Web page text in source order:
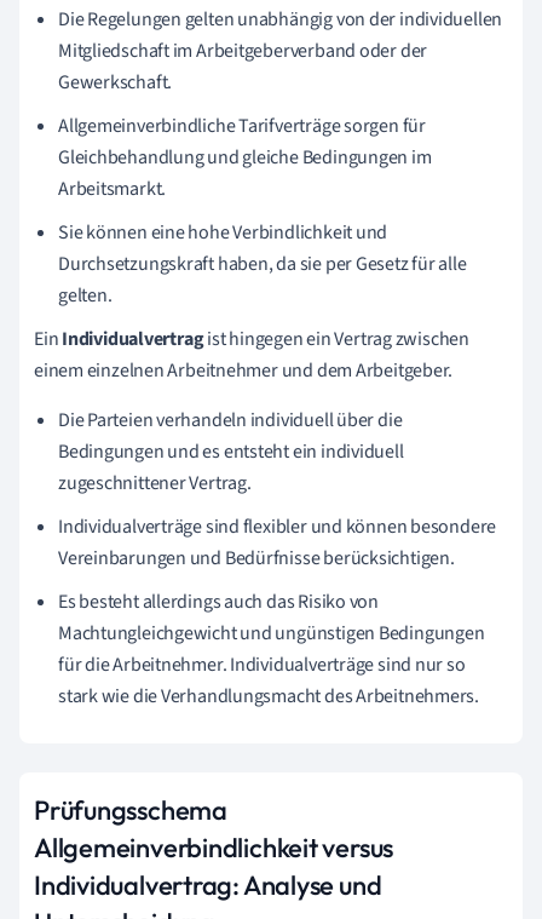
Die Regelungen gelten unabhängig von der individuellen
Mitgliedschaft im Arbeitgeberverband oder der
Gewerkschaft.
Allgemeinverbindliche Tarifverträge sorgen für
Gleichbehandlung und gleiche Bedingungen im
Arbeitsmarkt.
Sie können eine hohe Verbindlichkeit und
Durchsetzungskraft haben, da sie per Gesetz für alle
gelten.
EinIndividualvertragist hingegen ein Vertrag zwischen
einem einzelnen Arbeitnehmer und dem Arbeitgeber.
Die Parteien verhandeln individuell über die
Bedingungen und es entsteht ein individuell
zugeschnittener Vertrag.
Individualverträge sind flexibler und können besondere
Vereinbarungen und Bedürfnisse berücksichtigen.
Es besteht allerdings auch das Risiko von
Machtungleichgewicht und ungünstigen Bedingungen
für die Arbeitnehmer. Individualverträge sind nur so
stark wie die Verhandlungsmacht des Arbeitnehmers.
Prüfungsschema
Allgemeinverbindlichkeit versus
Individualvertrag: Analyse und